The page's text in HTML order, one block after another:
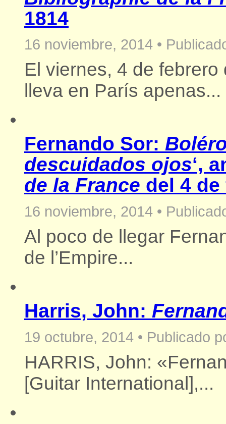
1814
16 noviembre, 2014 •
El viernes, 4 de
lleva en París apenas...
Fernando Sor:
descuidados ojos‘,
de la France del 4 de
16 noviembre, 2014 •
Al poco de llegar
de l’Empire...
Harris, John:
19 octubre, 2014 • Publicado
HARRIS, John:
[Guitar International],...